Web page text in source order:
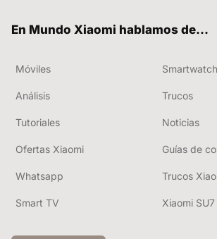
En Mundo Xiaomi hablamos de...
Móviles
Análisis Trucos
Tutoriales Noticias
Ofertas Xiaomi Guías de
Whatsapp Trucos
Smart TV Xiaomi SU7